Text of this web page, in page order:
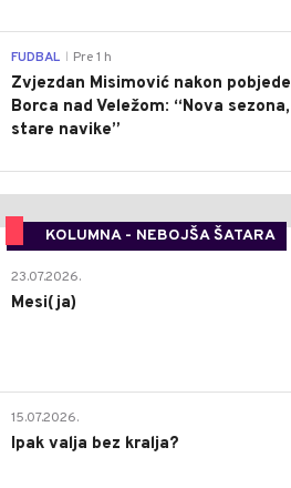
FUDBAL Pre 1 h
Zvjezdan Misimović nakon pobjede
Borca nad Veležom: “Nova sezona,
stare navike”
KOLUMNA - NEBOJŠA ŠATARA
23.07.2026.
Mesi(ja)
15.07.2026.
Ipak valja bez kralja?